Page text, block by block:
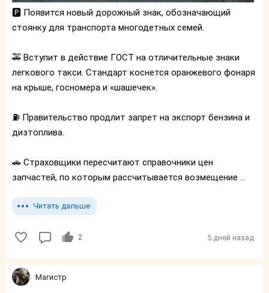
🅿️ Появится новый дорожный знак, обозначающий
стоянку для транспорта многодетных семей.
🚕 Вступит в действие ГОСТ на отличительные знаки
легкового такси. Стандарт коснется оранжевого фонаря
на крыше, госномера и «шашечек».
⛽️ Правительство продлит запрет на экспорт бензина и
дизтоплива.
🚗 Страховщики пересчитают справочники цен
запчастей, по которым рассчитывается возмещение ...
Читать дальше
2 5 дней назад
Магистр